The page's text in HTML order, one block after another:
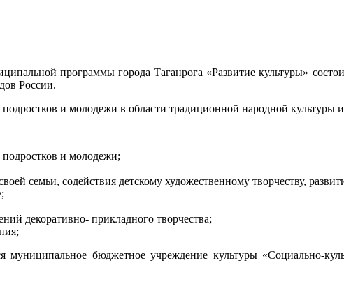
программы города Таганрога «Развитие культуры»
России.
и молодежи в области традиционной народной культуры
подростков и молодежи;
семьи, содействия детскому художественному творчеству,
декоративно- прикладного творчества;
муниципальное бюджетное учреждение культуры «Социально-